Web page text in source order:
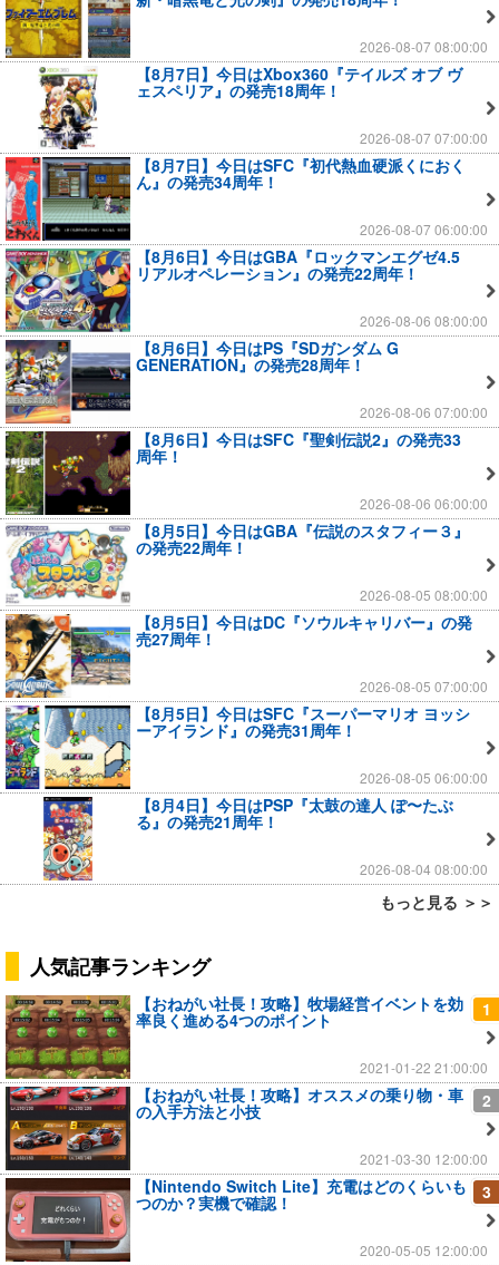
2026-08-07 08:00:00
【8月7日】今日はXbox360『テイルズ オブ ヴ
ェスペリア』の発売18周年！
2026-08-07 07:00:00
【8月7日】今日はSFC『初代熱血硬派くにおく
ん』の発売34周年！
2026-08-07 06:00:00
【8月6日】今日はGBA『ロックマンエグゼ4.5
リアルオペレーション』の発売22周年！
2026-08-06 08:00:00
【8月6日】今日はPS『SDガンダム G
GENERATION』の発売28周年！
2026-08-06 07:00:00
【8月6日】今日はSFC『聖剣伝説2』の発売33
周年！
2026-08-06 06:00:00
【8月5日】今日はGBA『伝説のスタフィー３』
の発売22周年！
2026-08-05 08:00:00
【8月5日】今日はDC『ソウルキャリバー』の発
売27周年！
2026-08-05 07:00:00
【8月5日】今日はSFC『スーパーマリオ ヨッシ
ーアイランド』の発売31周年！
2026-08-05 06:00:00
【8月4日】今日はPSP『太鼓の達人 ぽ〜たぶ
る』の発売21周年！
2026-08-04 08:00:00
もっと見る ＞＞
人気記事ランキング
1
【おねがい社長！攻略】牧場経営イベントを効
率良く進める4つのポイント
2021-01-22 21:00:00
2
【おねがい社長！攻略】オススメの乗り物・車
の入手方法と小技
2021-03-30 12:00:00
3
【Nintendo Switch Lite】充電はどのくらいも
つのか？実機で確認！
2020-05-05 12:00:00